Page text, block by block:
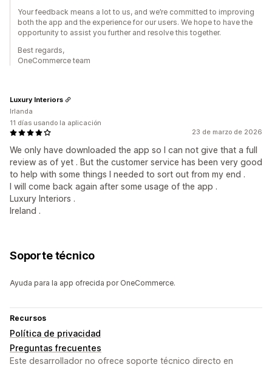
Your feedback means a lot to us, and we’re committed to improving
both the app and the experience for our users. We hope to have the
opportunity to assist you further and resolve this together.
Best regards,
OneCommerce team
23 de marzo de 2026
We only have downloaded the app so I can not give that a full
review as of yet . But the customer service has been very good
to help with some things I needed to sort out from my end .
I will come back again after some usage of the app .
Luxury Interiors .
Ireland .
Luxury Interiors
Irlanda
11 días usando la aplicación
Soporte técnico
Ayuda para la app ofrecida por OneCommerce.
Recursos
Política de privacidad
Preguntas frecuentes
Este desarrollador no ofrece soporte técnico directo en